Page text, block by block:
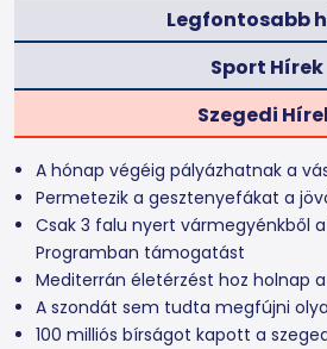
Legfontosabb
Sport Hírek
Szegedi
A hónap végéig pályázhatnak a
Permetezik a gesztenyefákat a
Csak 3 falu nyert vármegyénkből
Programban támogatást
Mediterrán életérzést hoz holnap
A szondát sem tudta megfújni
100 milliós bírságot kapott a